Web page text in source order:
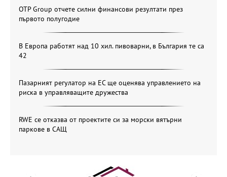
OTP Group отчете силни финансови резултати през
първото полугодие
В Европа работят над 10 хил. пивоварни, в България те са
42
Пазарният регулатор на ЕС ще оценява управлението на
риска в управляващите дружества
RWE се отказва от проектите си за морски вятърни
паркове в САЩ